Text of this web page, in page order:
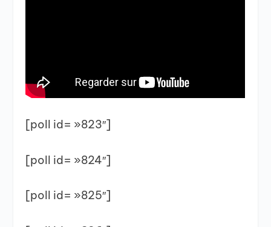
[poll id= »823″]
[poll id= »824″]
[poll id= »825″]